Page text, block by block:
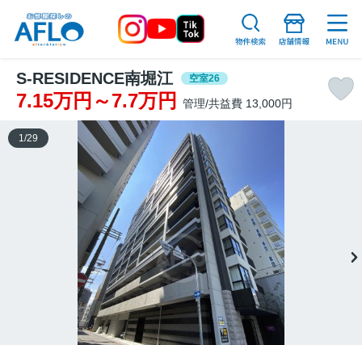
S-RESIDENCE南堀江 空室26
7.15万円～7.7万円 管理/共益費 13,000円
1 /29